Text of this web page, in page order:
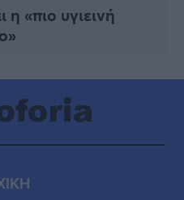
«πιο υγιεινή